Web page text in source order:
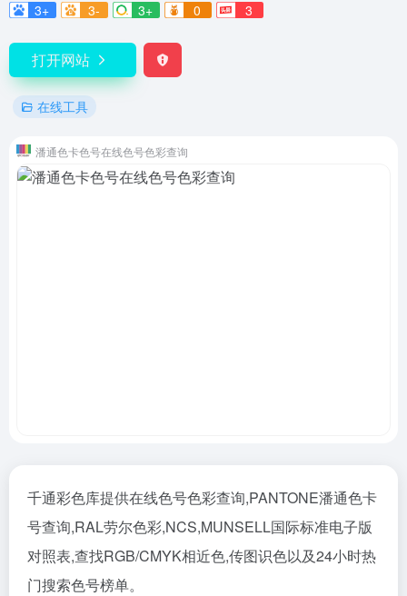
3+
3- 3+ 0 3
打开网站
在线工具
潘通色卡色号在线色号色彩查询
千通彩色库提供在线色号色彩查询,PANTONE潘通色卡
号查询,RAL劳尔色彩,NCS,MUNSELL国际标准电子版
对照表,查找RGB/CMYK相近色,传图识色以及24小时热
门搜索色号榜单。